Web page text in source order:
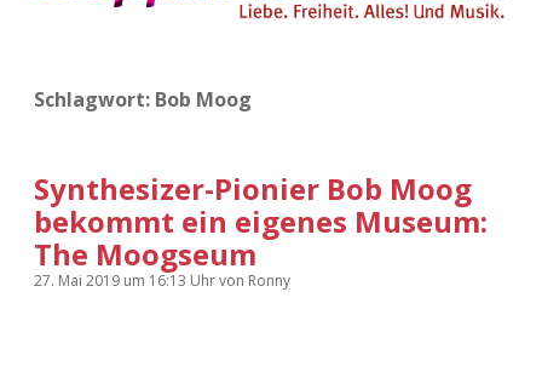
KFMW-Disco
Kopfkinomusik
Nur mal so
Contact
Menü
öffnen
Adventskalender 2010
Adventskalender 2011
facebook
instagram
rss soundcloud
vimeoBluesky
Schlagwort: Bob Moog
Synthesizer-Pionier Bob Moog
bekommt ein eigenes Museum:
The Moogseum
27. Mai 2019 um 16:13 Uhrvon Ronny